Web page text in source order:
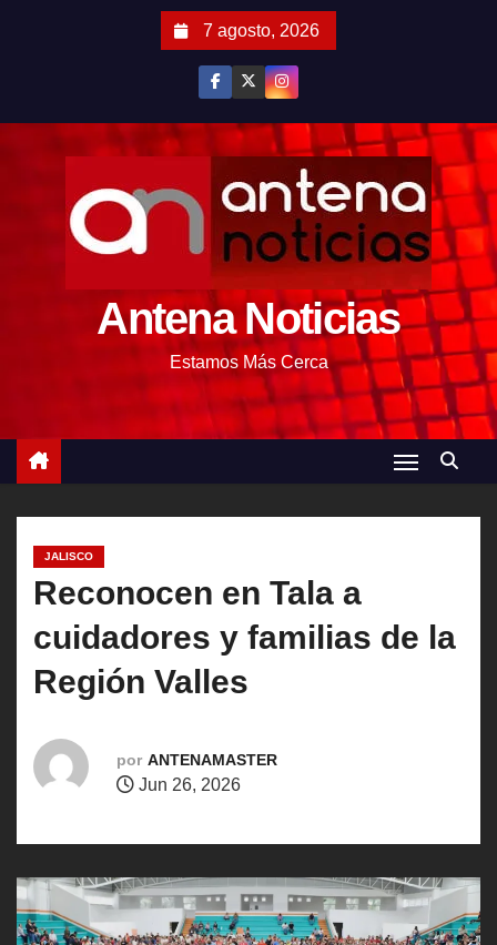
7 agosto, 2026
Antena Noticias
Estamos Más Cerca
JALISCO
Reconocen en Tala a
cuidadores y familias de la
Región Valles
por ANTENAMASTER
Jun 26, 2026